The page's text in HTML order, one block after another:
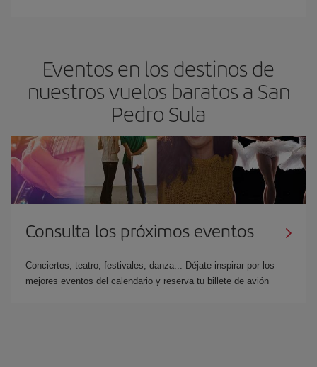
Eventos en los destinos de
nuestros vuelos baratos a San
Pedro Sula
Consulta los próximos eventos
Conciertos, teatro, festivales, danza... Déjate inspirar por los
mejores eventos del calendario y reserva tu billete de avión